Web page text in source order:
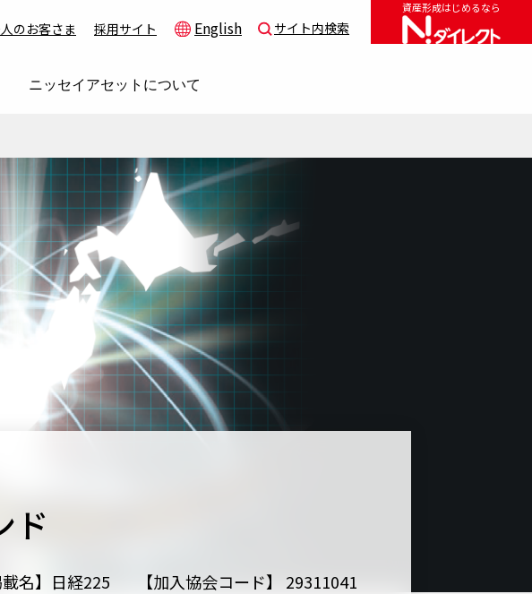
のお客さま 採用サイト English サイト内検索
ニッセイアセットについて
資産形成はじめるなら
ド
載名】日経225 【加入協会コード】 29311041